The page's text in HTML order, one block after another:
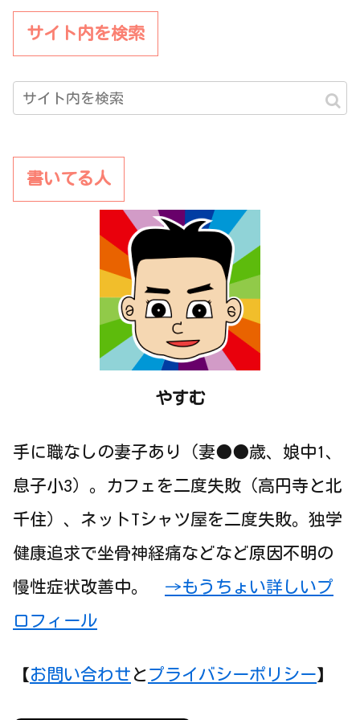
サイト内を検索
書いてる人
やすむ
手に職なしの妻子あり（妻●●歳、娘中1、
息子小3）。カフェを二度失敗（高円寺と北
千住）、ネットTシャツ屋を二度失敗。独学
健康追求で坐骨神経痛などなど原因不明の
慢性症状改善中。 →もうちょい詳しいプ
ロフィール
【お問い合わせ と プライバシーポリシー】